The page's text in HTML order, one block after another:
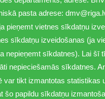
Rusova un Čiekurkalna
Garciema ielai Nr. 10
Mālu ielā (pretī Mālu ielu
gatves, Progresa
pasta adrese:
pieņemt vietnes sīkdatņu
sīkdatņu izveidošanas (ja
nepieņemt sīkdatnes). Lai šī
nepieciešamās sīkdatnes.
var tikt izmantotas statistikas
šo papildu sīkdatņu